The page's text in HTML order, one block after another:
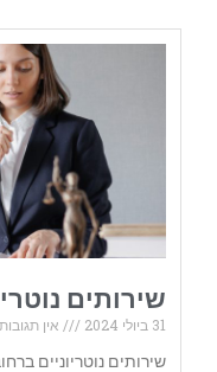
שירותים
31 ביולי 2024
אין תגובות
שירותים נוטריוניים